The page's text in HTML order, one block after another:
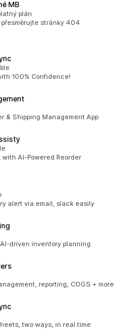
MB
plán
stránky 404
100% Confidence!
& Shipping Management App
AI-Powered Reorder
alert via email, slack easily
driven inventory planning
reporting, COGS + more
two ways, in real time